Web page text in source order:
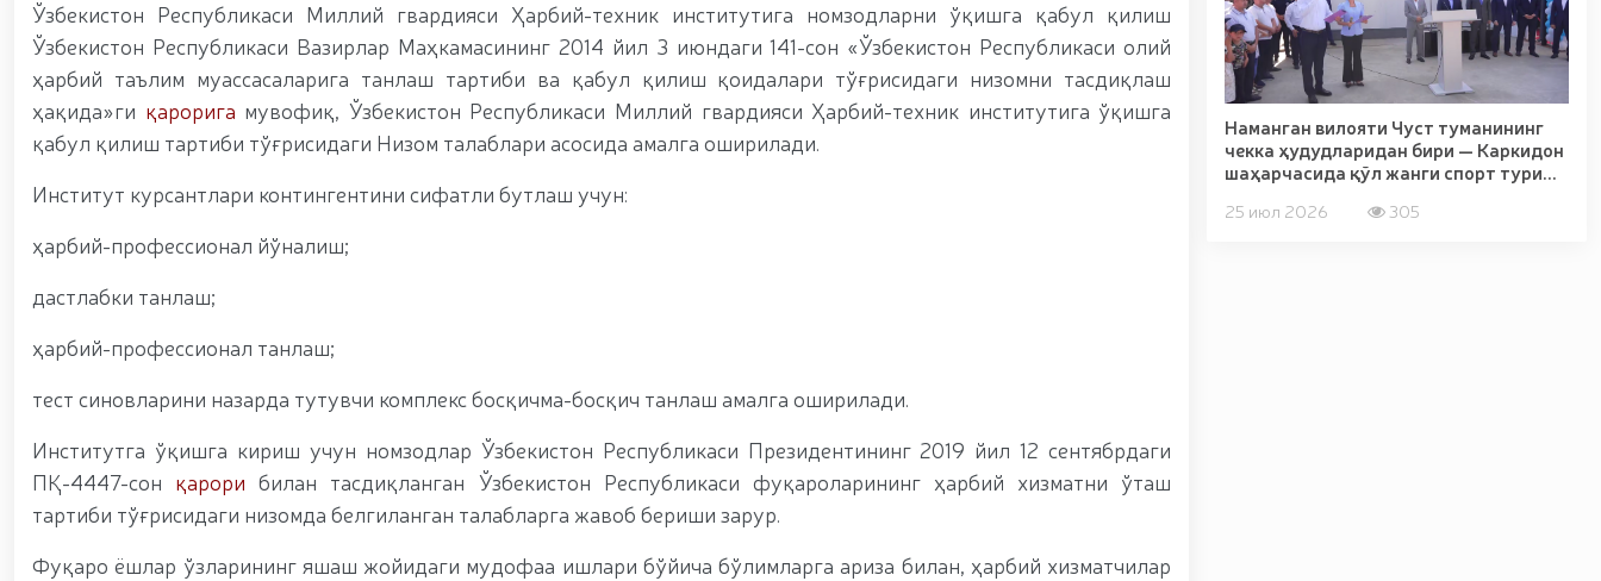
Ўзбекистон Республикаси Миллий гвардияси Ҳарбий-техник институтига номзодларни ўқишга қабул қилиш
Ўзбекистон Республикаси Вазирлар Маҳкамасининг 2014 йил 3 июндаги 141-сон «Ўзбекистон Республикаси олий
ҳарбий таълим муассасаларига танлаш тартиби ва қабул қилиш қоидалари тўғрисидаги низомни тасдиқлаш
ҳақида»ги қарорига мувофиқ, Ўзбекистон Республикаси Миллий гвардияси Ҳарбий-техник институтига ўқишга
қабул қилиш тартиби тўғрисидаги Низом талаблари асосида амалга оширилади.
Институт курсантлари контингентини сифатли бутлаш учун:
ҳарбий-профессионал йўналиш;
дастлабки танлаш;
ҳарбий-профессионал танлаш;
тест синовларини назарда тутувчи комплекс босқичма-босқич танлаш амалга оширилади.
Институтга ўқишга кириш учун номзодлар Ўзбекистон Республикаси Президентининг 2019 йил 12 сентябрдаги
ПҚ-4447-сон қарорибилан тасдиқланган Ўзбекистон Республикаси фуқароларининг ҳарбий хизматни ўташ
тартиби тўғрисидаги низомда белгиланган талабларга жавоб бериши зарур.
Фуқаро ёшлар ўзларининг яшаш жойидаги мудофаа ишлари бўйича бўлимларга ариза билан, ҳарбий хизматчилар
Наманган вилояти Чуст туманининг
чекка ҳудудларидан бири — Каркидон
шаҳарчасида қўл жанги спорт тури...
25 июл 2026 305